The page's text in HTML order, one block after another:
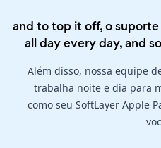
and to top it off, o
all day every day, and
Além disso, nossa equipe
trabalha noite e dia para
como seu SoftLayer Apple